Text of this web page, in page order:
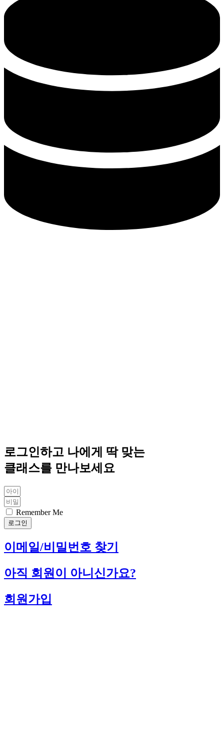
로그인하고 나에게 딱 맞는
클래스를 만나보세요
Remember Me
로그인
이메일/비밀번호 찾기
아직 회원이 아니신가요?
회원가입